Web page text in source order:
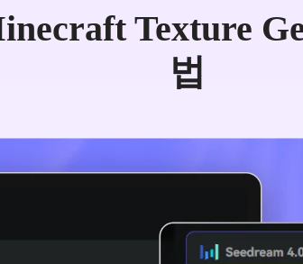
Texture
법